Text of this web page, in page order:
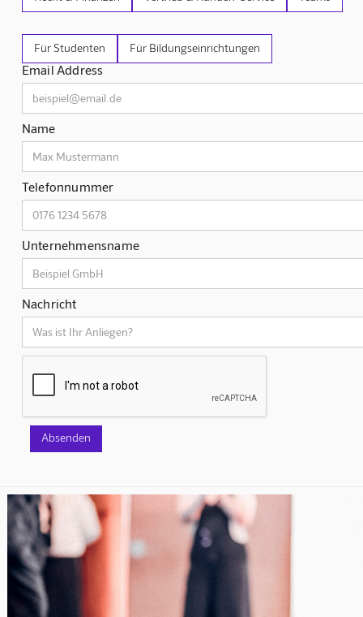
Für Studenten Für Bildungseinrichtungen
Email Address
Name
Telefonnummer
Unternehmensname
Nachricht